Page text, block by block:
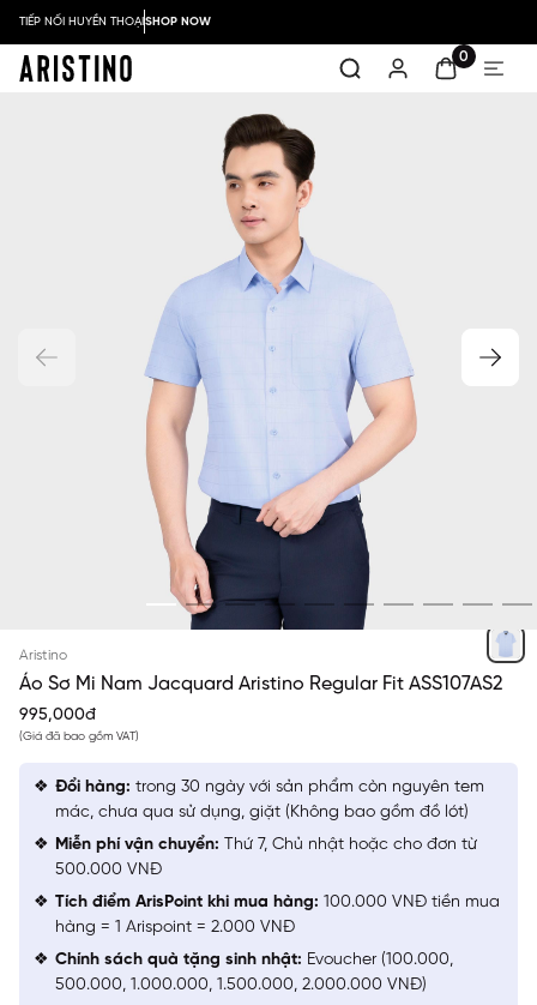
TIẾP NỐI HUYỀN THOẠISHOP NOW
0
Aristino
Áo Sơ Mi Nam Jacquard Aristino Regular Fit ASS107AS2
995,000đ
(Giá đã bao gồm VAT)
Đổi hàng: trong 30 ngày với sản phẩm còn nguyên tem
mác, chưa qua sử dụng, giặt (Không bao gồm đồ lót)
Miễn phí vận chuyển: Thứ 7, Chủ nhật hoặc cho đơn từ
500.000 VNĐ
Tích điểm ArisPoint khi mua hàng: 100.000 VNĐ tiền mua
hàng = 1 Arispoint = 2.000 VNĐ
Chính sách quà tặng sinh nhật: Evoucher (100.000,
500.000, 1.000.000, 1.500.000, 2.000.000 VNĐ)